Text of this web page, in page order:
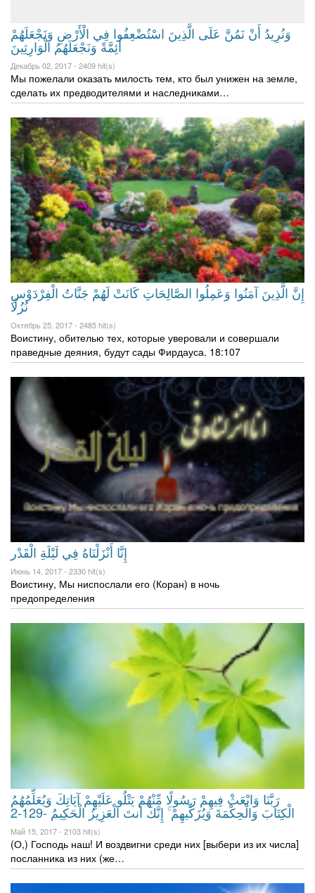
وَنُرِيدُ أَنْ نَمُنَّ عَلَى الَّذِينَ اسْتُضْعِفُوا فِي الْأَرْضِ وَنَجْعَلَهُمْ
أَئِمَّةً وَنَجْعَلَهُمُ الْوَارِثِينَ
Декабрь 02, 2017 - 2409 hit(s)
Мы пожелали оказать милость тем, кто был унижен на земле,
сделать их предводителями и наследниками…
إِنَّ الَّذِينَ آمَنُوا وَعَمِلُوا الصَّالِحَاتِ كَانَتْ لَهُمْ جَنَّاتُ الْفِرْ‌دَوْسِ
نُزُلًا
Октябрь 25, 2017 - 2485 hit(s)
Воистину, обителью тех, которые уверовали и совершали
праведные деяния, будут сады Фирдауса. 18:107
إِنَّا أَنْزَلْنَاهُ فِي لَيْلَةِ الْقَدْر
Июнь 14, 2017 - 2330 hit(s)
Воистину, Мы ниспослали его (Коран) в ночь
предопределения
رَبَّنَا وَابْعَثْ فِيهِمْ رَسُولًا مِّنْهُمْ يَتْلُو عَلَيْهِمْ آيَاتِكَ وَيُعَلِّمُهُمُ
الْكِتَابَ وَالْحِكْمَةَ وَيُزَكِّيهِمْ ۚ إِنَّكَ أَنتَ الْعَزِيزُ الْحَكِيمُ -129-2
Май 15, 2017 - 2103 hit(s)
(О,) Господь наш! И воздвигни среди них [выбери из их числа]
посланника из них (же…